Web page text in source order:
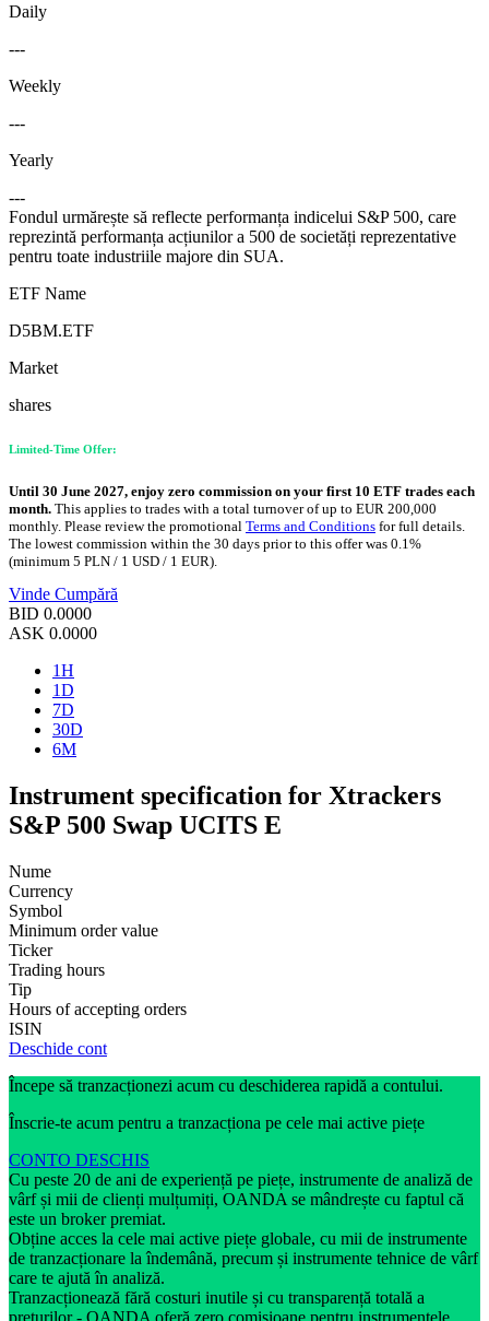
Daily
---
Weekly
---
Yearly
---
Fondul urmărește să reflecte performanța indicelui S&P 500, care
reprezintă performanța acțiunilor a 500 de societăți reprezentative
pentru toate industriile majore din SUA.
ETF Name
D5BM.ETF
Market
shares
Limited-Time Offer:
Until 30 June 2027, enjoy zero commission on your first 10 ETF trades each
month. This applies to trades with a total turnover of up to EUR 200,000
monthly. Please review the promotional Terms and Conditions for full details.
The lowest commission within the 30 days prior to this offer was 0.1%
(minimum 5 PLN / 1 USD / 1 EUR).
Vinde Cumpără
BID 0.0000
ASK 0.0000
1H
1D
7D
30D
6M
Instrument specification for Xtrackers
S&P 500 Swap UCITS E
Nume
Currency
Symbol
Minimum order value
Ticker
Trading hours
Tip
Hours of accepting orders
ISIN
Deschide cont
Începe să tranzacționezi acum cu deschiderea rapidă a contului.
Înscrie-te acum pentru a tranzacționa pe cele mai active piețe
CONTO DESCHIS
Cu peste 20 de ani de experiență pe piețe, instrumente de analiză de
vârf și mii de clienți mulțumiți, OANDA se mândrește cu faptul că
este un broker premiat.
Obține acces la cele mai active piețe globale, cu mii de instrumente
de tranzacționare la îndemână, precum și instrumente tehnice de vârf
care te ajută în analiză.
Tranzacționează fără costuri inutile și cu transparență totală a
prețurilor - OANDA oferă zero comisioane pentru instrumentele